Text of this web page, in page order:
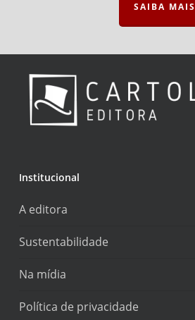
SAIBA MAIS
Institucional
A editora
Sustentabilidade
Na mídia
Política de privacidade